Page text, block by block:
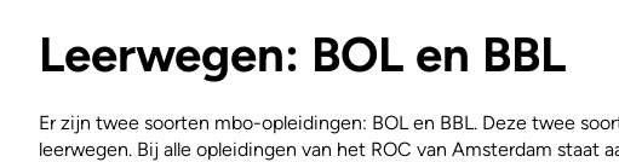
Leerwegen: BOL en BBL
Er zijn twee soorten mbo-opleidingen: BOL en BBL. Deze twee
leerwegen. Bij alle opleidingen van het ROC van Amsterdam staat